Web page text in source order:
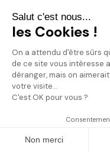
Salut c'est nous...
les Cookies !
On a attendu d'être sûrs
de ce site vous intéresse
déranger, mais on
votre visite...
C'est OK pour vous ?
Non merci
LES
BOIS